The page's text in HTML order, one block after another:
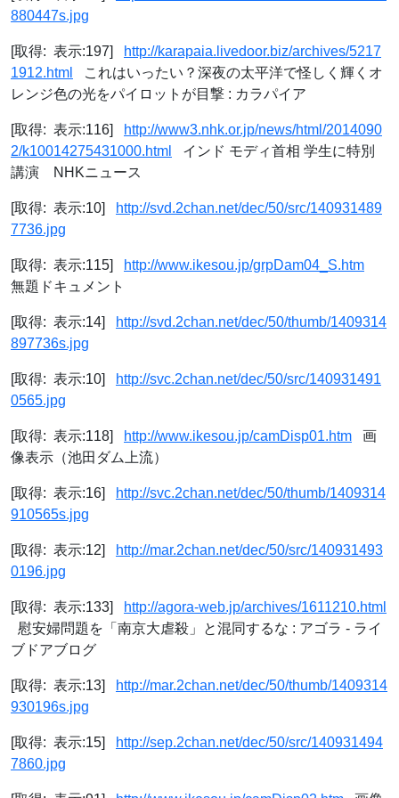
880447s.jpg
[取得: 表示:197]
http://karapaia.livedoor.biz/archives/5217
1912.html
これはいったい？深夜の太平洋で怪しく輝くオ
レンジ色の光をパイロットが目撃 : カラパイア
[取得: 表示:116]
http://www3.nhk.or.jp/news/html/2014090
2/k10014275431000.html
インド モディ首相 学生に特別
講演 NHKニュース
[取得: 表示:10]
http://svd.2chan.net/dec/50/src/140931489
7736.jpg
[取得: 表示:115]
http://www.ikesou.jp/grpDam04_S.htm
無題ドキュメント
[取得: 表示:14]
http://svd.2chan.net/dec/50/thumb/1409314
897736s.jpg
[取得: 表示:10]
http://svc.2chan.net/dec/50/src/140931491
0565.jpg
[取得: 表示:118] http://www.ikesou.jp/camDisp01.htm 画
像表示（池田ダム上流）
[取得: 表示:16]
http://svc.2chan.net/dec/50/thumb/1409314
910565s.jpg
[取得: 表示:12]
http://mar.2chan.net/dec/50/src/140931493
0196.jpg
[取得: 表示:133]
http://agora-web.jp/archives/1611210.html
慰安婦問題を「南京大虐殺」と混同するな : アゴラ - ライ
ブドアブログ
[取得: 表示:13]
http://mar.2chan.net/dec/50/thumb/1409314
930196s.jpg
[取得: 表示:15]
http://sep.2chan.net/dec/50/src/140931494
7860.jpg